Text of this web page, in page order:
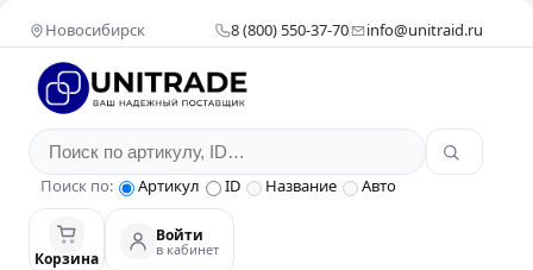
Новосибирск 8 (800) 550-37-70 info@unitraid.ru
Поиск по: Артикул ID Название Авто
Корзина
Войти
в кабинет